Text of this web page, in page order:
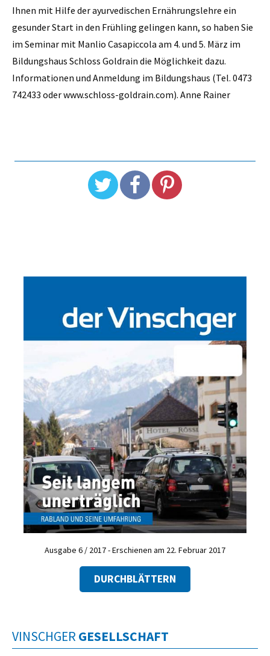
Ihnen mit Hilfe der ­ayurvedischen Ernährungslehre ein
gesunder Start in den Frühling gelingen kann, so haben Sie
im Seminar mit Manlio Casapiccola am 4. und 5. März im
Bildungshaus Schloss Goldrain die Möglichkeit dazu.
Informationen und Anmeldung im Bildungshaus (Tel. 0473
742433 oder www.schloss-goldrain.com). Anne Rainer
Ausgabe 6 / 2017 - Erschienen am 22. Februar 2017
DURCHBLÄTTERN
VINSCHGER GESELLSCHAFT